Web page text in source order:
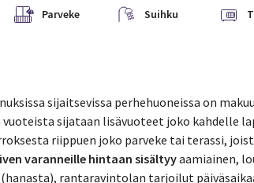
Parveke Suihku
sijaitsevissa perhehuoneissa on
sijataan lisävuoteet joko kahdelle
riippuen joko parveke tai terassi,
varanneille hintaan sisältyyaamiainen,
rantaravintolan tarjoilut